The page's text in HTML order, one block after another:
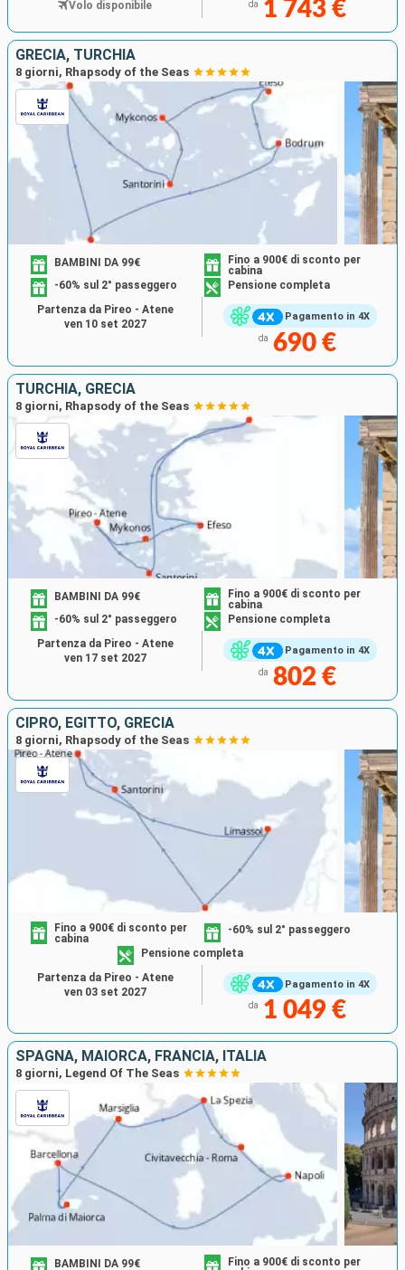
da 1 743 €
Volo disponibile
GRECIA, TURCHIA
8 giorni, Rhapsody of the Seas
Pagamento in 4X
BAMBINI DA 99€
Fino a 900€ di sconto per
cabina
-60% sul 2° passeggero
Pensione completa
da 690 €
Partenza da Pireo - Atene
ven 10 set 2027
TURCHIA, GRECIA
8 giorni, Rhapsody of the Seas
Pagamento in 4X
BAMBINI DA 99€
Fino a 900€ di sconto per
cabina
-60% sul 2° passeggero
Pensione completa
da 802 €
Partenza da Pireo - Atene
ven 17 set 2027
CIPRO, EGITTO, GRECIA
8 giorni, Rhapsody of the Seas
Pagamento in 4X
Fino a 900€ di sconto per
cabina
-60% sul 2° passeggero
Pensione completa
da 1 049 €
Partenza da Pireo - Atene
ven 03 set 2027
SPAGNA, MAIORCA, FRANCIA, ITALIA
8 giorni, Legend Of The Seas
BAMBINI DA 99€
Fino a 900€ di sconto per